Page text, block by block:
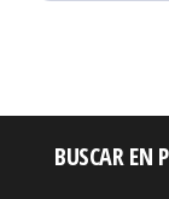
BUSCAR EN